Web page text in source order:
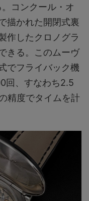
コンクール・オ
描かれた開閉式裏
作したクロノグラ
きる。このムーヴ
でフライバック機
回、すなわち2.5
精度でタイムを計